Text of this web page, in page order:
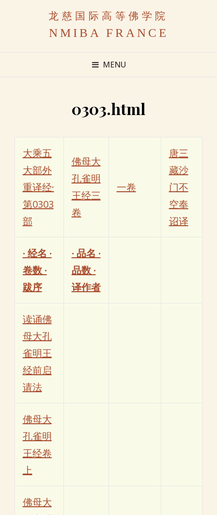
龙慈国际高等佛学院
NMIBA FRANCE
MENU
0303.html
大乘五
大部外
重译经·
第0303
部
佛母大
孔雀明
王经三
卷
一卷
唐三
藏沙
门不
空奉
诏译
· 经名 ·
卷数 ·
跋序
· 品名 ·
品数 ·
译作者
读诵佛
母大孔
雀明王
经前启
请法
佛母大
孔雀明
王经卷
上
佛母大